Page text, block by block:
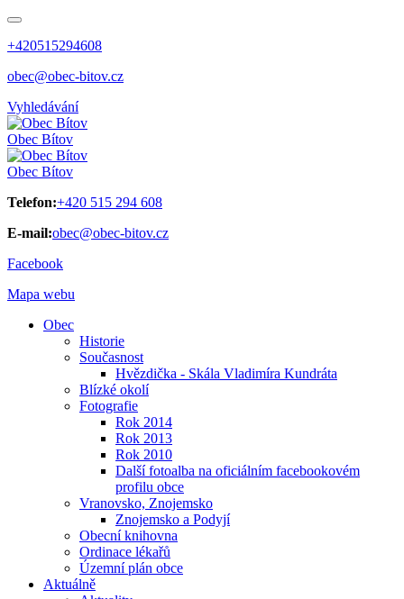
+420515294608
obec@obec-bitov.cz
Vyhledávání
Obec Bítov
Obec Bítov
Telefon:+420 515 294 608
E-mail:obec@obec-bitov.cz
Facebook
Mapa webu
Obec
Historie
Současnost
Hvězdička - Skála Vladimíra Kundráta
Blízké okolí
Fotografie
Rok 2014
Rok 2013
Rok 2010
Další fotoalba na oficiálním facebookovém
profilu obce
Vranovsko, Znojemsko
Znojemsko a Podyjí
Obecní knihovna
Ordinace lékařů
Územní plán obce
Aktuálně